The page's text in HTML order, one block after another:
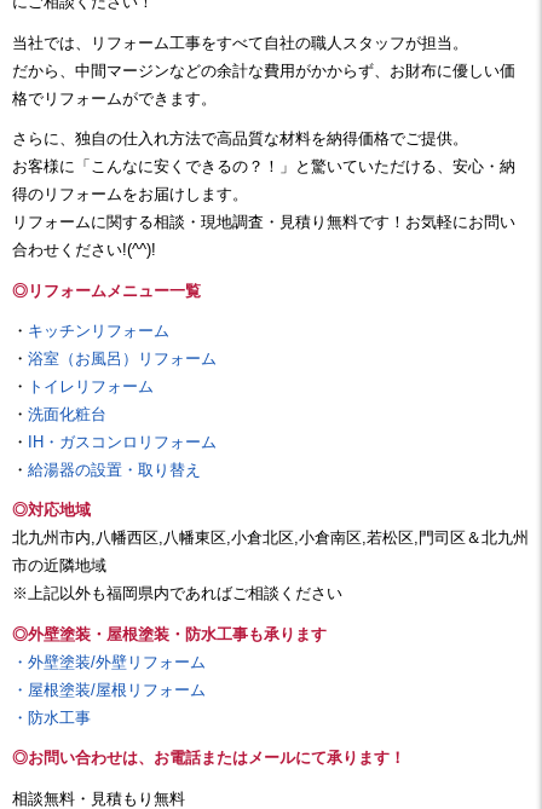
当社では、リフォーム工事をすべて自社の職人スタッフが担当。
だから、中間マージンなどの余計な費用がかからず、お財布に優しい価
格でリフォームができます。
さらに、独自の仕入れ方法で高品質な材料を納得価格でご提供。
お客様に「こんなに安くできるの？！」と驚いていただける、安心・納
得のリフォームをお届けします。
リフォームに関する相談・現地調査・見積り無料です！お気軽にお問い
合わせください!(^^)!
◎リフォームメニュー一覧
・ キッチンリフォーム
・ 浴室（お風呂）リフォーム
・ トイレリフォーム
・ 洗面化粧台
・
IH・ガスコンロリフォーム
・ 給湯器の設置・取り替え
◎対応地域
北九州市内,八幡西区,八幡東区,小倉北区,小倉南区,若松区,門司区＆北九州
市の近隣地域
※上記以外も福岡県内であればご相談ください
◎外壁塗装・屋根塗装・防水工事も承ります
・外壁塗装/外壁リフォーム
・屋根塗装/屋根リフォーム
・防水工事
◎お問い合わせは、お電話またはメールにて承ります！
相談無料・見積もり無料